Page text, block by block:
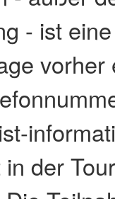
- ist
der